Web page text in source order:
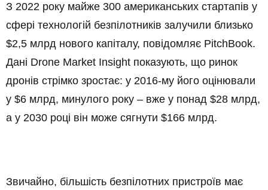
З 2022 року майже 300 американських стартапів у
сфері технологій безпілотників залучили близько
$2,5 млрд нового капіталу, повідомляє PitchBook.
Дані Drone Market Insight показують, що ринок
дронів стрімко зростає: у 2016-му його оцінювали
у $6 млрд, минулого року – вже у понад $28 млрд,
а у 2030 році він може сягнути $166 млрд.
Звичайно, більшість безпілотних пристроїв має